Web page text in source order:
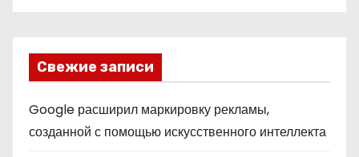
Свежие записи
Google расширил маркировку рекламы,
созданной с помощью искусственного интеллекта